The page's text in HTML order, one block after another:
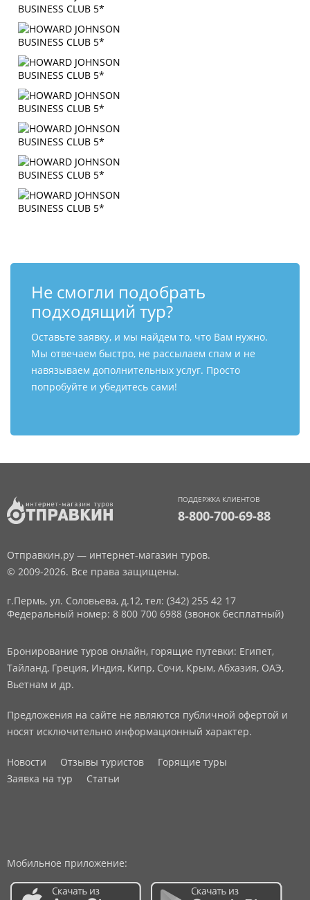
Не смогли подобрать
подходящий тур?
Оставьте заявку, и мы найдем то, что Вам нужно.
Мы отвечаем быстро, не рассылаем спам и не
навязываем дополнительных услуг. Просто
попробуйте и убедитесь сами!
ПОДДЕРЖКА КЛИЕНТОВ
8-800-700-69-88
Отправкин.ру — интернет-магазин туров.
© 2009-2026. Все права защищены.
г.Пермь, ул. Соловьева, д.12, тел: (342) 255 42 17
Федеральный номер: 8 800 700 6988 (звонок бесплатный)
Бронирование туров онлайн, горящие путевки: Египет,
Тайланд, Греция, Индия, Кипр, Сочи, Крым, Абхазия, ОАЭ,
Вьетнам и др.
Предложения на сайте не являются публичной офертой и
носят исключительно информационный характер.
Новости Отзывы туристов
Горящие туры
Заявка на тур
Статьи
Мобильное приложение: